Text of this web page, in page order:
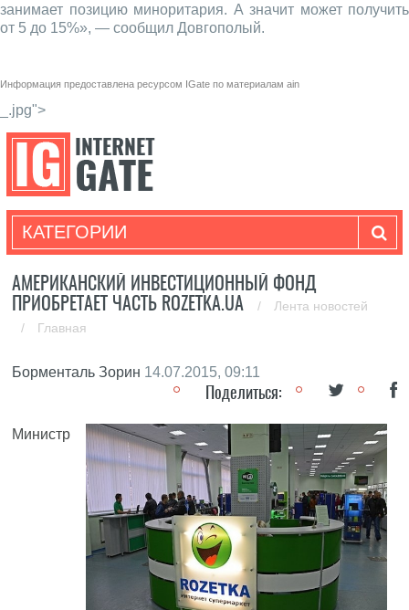
занимает позицию миноритария. А значит может получить
от 5 до 15%», — сообщил Довгополый.
Информация предоставлена ресурсом IGate по материалам ain
_.jpg">
КАТЕГОРИИ
АМЕРИКАНСКИЙ ИНВЕСТИЦИОННЫЙ ФОНД
ПРИОБРЕТАЕТ ЧАСТЬ ROZETKA.UA
/
Лента новостей
/
Главная
Борменталь Зорин 14.07.2015, 09:11
Поделиться:
Министр